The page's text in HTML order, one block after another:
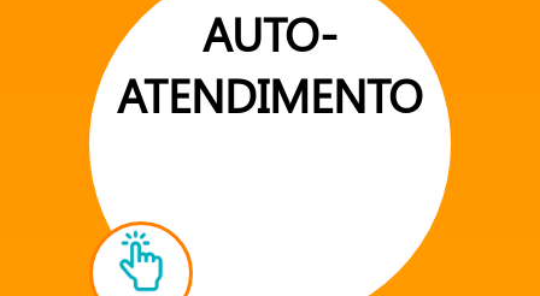
AUTO-
ATENDIMENTO